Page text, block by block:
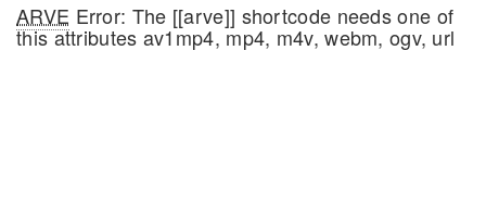
ARVE Error: The [[arve]] shortcode needs one of
this attributes av1mp4, mp4, m4v, webm, ogv, url